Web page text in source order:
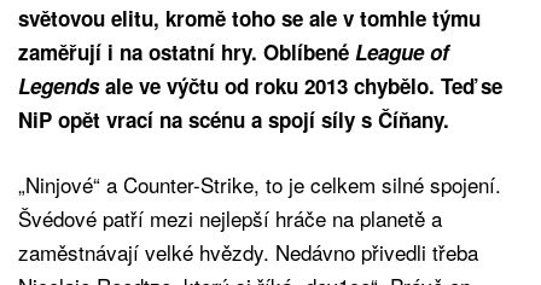
světovou elitu, kromě toho se ale v tomhle týmu
zaměřují i na ostatní hry. Oblíbené League of
Legendsale ve výčtu od roku 2013 chybělo. Teď se
NiP opět vrací na scénu a spojí síly s Číňany.
„Ninjové“ a Counter-Strike, to je celkem silné spojení.
Švédové patří mezi nejlepší hráče na planetě a
zaměstnávají velké hvězdy. Nedávno přivedli třeba